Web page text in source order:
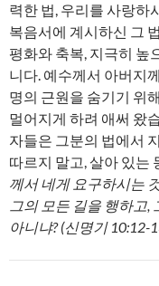
력한 법, 우리를 사랑하
복음서에 계시하신 그
평화와 축복, 지극히 높
니다. 예수께서 아버지
명의 근원을 숨기기 위
멀어지게 하려 애써 왔
자들은 그분의 법에서
따르지 말고, 살아 있는
께서 네게 요구하시는
그의 모든 길을 행하고,
아니냐? (신명기 10:12-